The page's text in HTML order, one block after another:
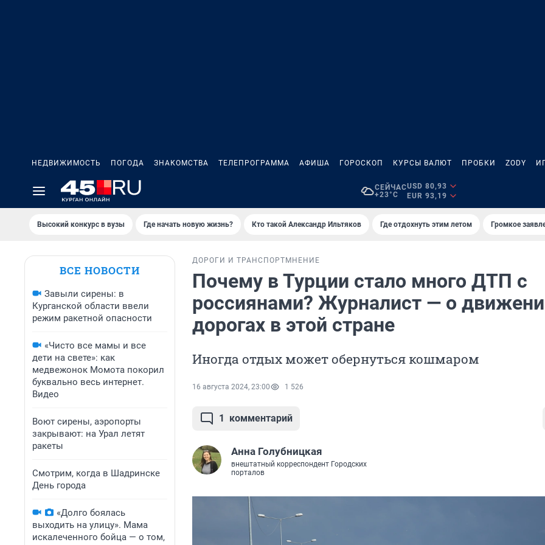
НЕДВИЖИМОСТЬ ПОГОДА ЗНАКОМСТВА ТЕЛЕПРОГРАММА АФИША ГОРОСКОП КУРСЫ ВАЛЮТ ПРОБКИ ZODY
СЕЙЧАС
+23°C
USD 80,93
EUR 93,19
Высокий конкурс в вузы Где начать новую жизнь? Кто такой Александр Ильтяков Где отдохнуть этим летом Громкое
ВСЕ НОВОСТИ
Завыли сирены: в
Курганской области ввели
режим ракетной опасности
«Чисто все мамы и все
дети на свете»: как
медвежонок Момота покорил
буквально весь интернет.
Видео
Воют сирены, аэропорты
закрывают: на Урал летят
ракеты
Смотрим, когда в Шадринске
День города
«Долго боялась
выходить на улицу». Мама
искалеченного бойца — о том,
ДОРОГИ И ТРАНСПОРТ МНЕНИЕ
Почему в Турции стало много ДТП с
россиянами? Журналист — о
дорогах в этой стране
Иногда отдых может обернуться кошмаром
16 августа 2024, 23:00 1 526
1 комментарий
Анна Голубницкая
внештатный корреспондент Городских
порталов